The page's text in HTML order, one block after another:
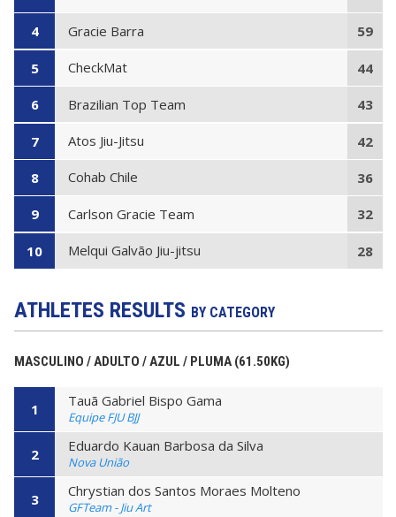
4 Gracie Barra 59
5 CheckMat 44
6 Brazilian Top Team 43
7 Atos Jiu-Jitsu 42
8 Cohab Chile 36
9 Carlson Gracie Team 32
10 Melqui Galvão Jiu-jitsu 28
ATHLETES RESULTS BY CATEGORY
MASCULINO / ADULTO / AZUL / PLUMA (61.50KG)
1 Tauã Gabriel Bispo Gama
Equipe FJU BJJ
2 Eduardo Kauan Barbosa da Silva
Nova União
3 Chrystian dos Santos Moraes Molteno
GFTeam - Jiu Art